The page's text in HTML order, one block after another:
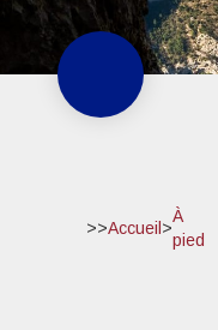
>>Accueil >
À
pied